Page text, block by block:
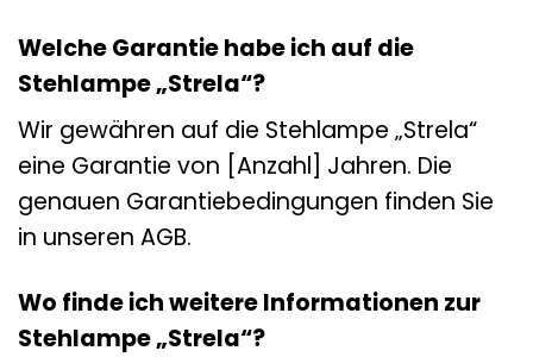
Welche Garantie habe ich auf die
Stehlampe „Strela“?
Wir gewähren auf die Stehlampe „Strela“
eine Garantie von [Anzahl] Jahren. Die
genauen Garantiebedingungen finden Sie
in unseren AGB.
Wo finde ich weitere Informationen zur
Stehlampe „Strela“?